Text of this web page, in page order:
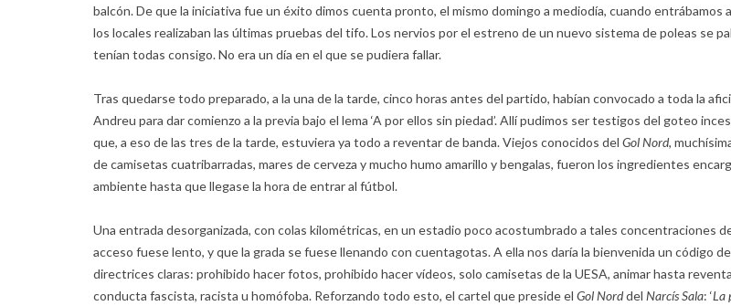
balcón. De que la iniciativa fue un éxito dimos cuenta pronto, el mismo domingo a mediodía, cuando entrábamos
los locales realizaban las últimas pruebas del tifo. Los nervios por el estreno de un nuevo sistema de poleas se
tenían todas consigo. No era un día en el que se pudiera fallar.
Tras quedarse todo preparado, a la una de la tarde, cinco horas antes del partido, habían convocado a toda la
Andreu para dar comienzo a la previa bajo el lema ‘A por ellos sin piedad’. Allí pudimos ser testigos del goteo
que, a eso de las tres de la tarde, estuviera ya todo a reventar de banda. Viejos conocidos del Gol Nord,
de camisetas cuatribarradas, mares de cerveza y mucho humo amarillo y bengalas, fueron los ingredientes
ambiente hasta que llegase la hora de entrar al fútbol.
Una entrada desorganizada, con colas kilométricas, en un estadio poco acostumbrado a tales concentraciones
acceso fuese lento, y que la grada se fuese llenando con cuentagotas. A ella nos daría la bienvenida un código
directrices claras: prohibido hacer fotos, prohibido hacer vídeos, solo camisetas de la UESA, animar hasta
conducta fascista, racista u homófoba. Reforzando todo esto, el cartel que preside el Gol Norddel Narcís Sala: ‘La